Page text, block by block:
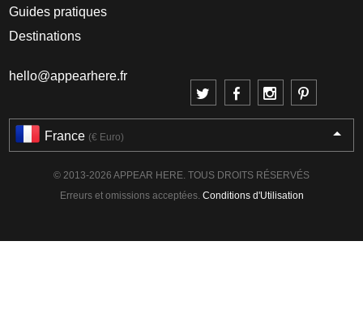
Guides pratiques
Destinations
hello@appearhere.fr
France (€ Euro)
© 2013-2026 APPEAR HERE. TOUS DROITS RÉSERVÉS
Erreurs et omissions acceptées. Conditions d'Utilisation